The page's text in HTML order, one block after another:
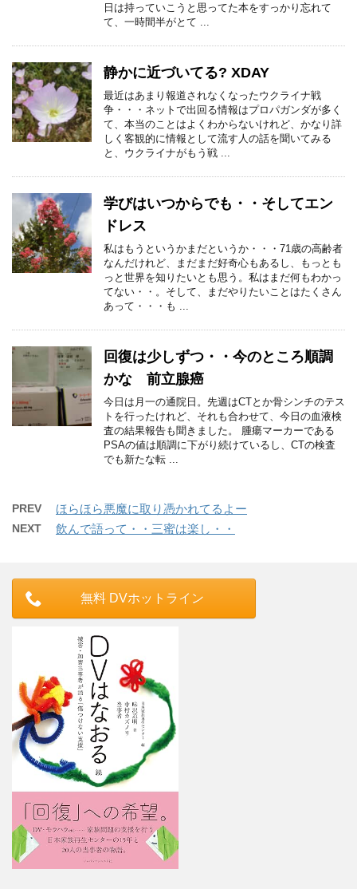
日は持っていこうと思ってた本をすっかり忘れて
て、一時間半がとて ...
静かに近づいてる? XDAY
最近はあまり報道されなくなったウクライナ戦
争・・・ネットで出回る情報はプロパガンダが多く
て、本当のことはよくわからないけれど、かなり詳
しく客観的に情報として流す人の話を聞いてみる
と、ウクライナがもう戦 ...
学びはいつからでも・・そしてエン
ドレス
私はもうというかまだというか・・・71歳の高齢者
なんだけれど、まだまだ好奇心もあるし、もっとも
っと世界を知りたいとも思う。私はまだ何もわかっ
てない・・。そして、まだやりたいことはたくさん
あって・・・も ...
回復は少しずつ・・今のところ順調
かな 前立腺癌
今日は月一の通院日。先週はCTとか骨シンチのテス
トを行ったけれど、それも合わせて、今日の血液検
査の結果報告も聞きました。 腫瘍マーカーである
PSAの値は順調に下がり続けているし、CTの検査
でも新たな転 ...
PREV ほらほら悪魔に取り憑かれてるよー
NEXT 飲んで語って・・三蜜は楽し・・
無料 DVホットライン